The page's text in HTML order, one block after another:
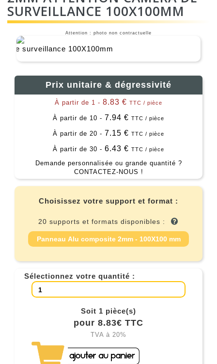
SURVEILLANCE 100X100MM
Attention : photo non contractuelle
Prix unitaire & dégressivité
À partir de 1 - 8.83 € TTC / pièce
À partir de 10 - 7.94 € TTC / pièce
À partir de 20 - 7.15 € TTC / pièce
À partir de 30 - 6.43 € TTC / pièce
Demande personnalisée ou grande quantité ?
CONTACTEZ-NOUS !
Choisissez votre support et format :
20 supports et formats disponibles :
Panneau Alu composite 2mm - 100X100 mm
Sélectionnez votre quantité :
Soit 1 pièce(s)
pour 8.83€ TTC
TVA à 20%